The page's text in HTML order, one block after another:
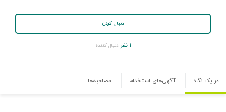
دنبال کردن
۱ نفر دنبال کننده
در یک نگاه آگهی‌های استخدام مصاحبه‌ها